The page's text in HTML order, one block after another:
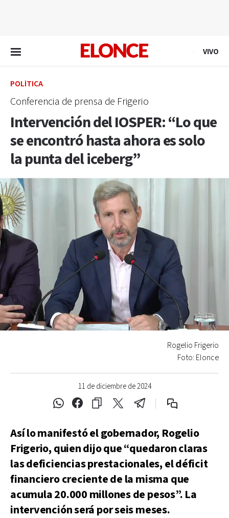
VIVO
POLÍTICA
Conferencia de prensa de Frigerio
Intervención del IOSPER: “Lo que
se encontró hasta ahora es solo
la punta del iceberg”
11 de diciembre de 2024
Rogelio Frigerio
Foto: Elonce
Así lo manifestó el gobernador, Rogelio
Frigerio, quien dijo que “quedaron claras
las deficiencias prestacionales, el déficit
financiero creciente de la misma que
acumula 20.000 millones de pesos”. La
intervención será por seis meses.